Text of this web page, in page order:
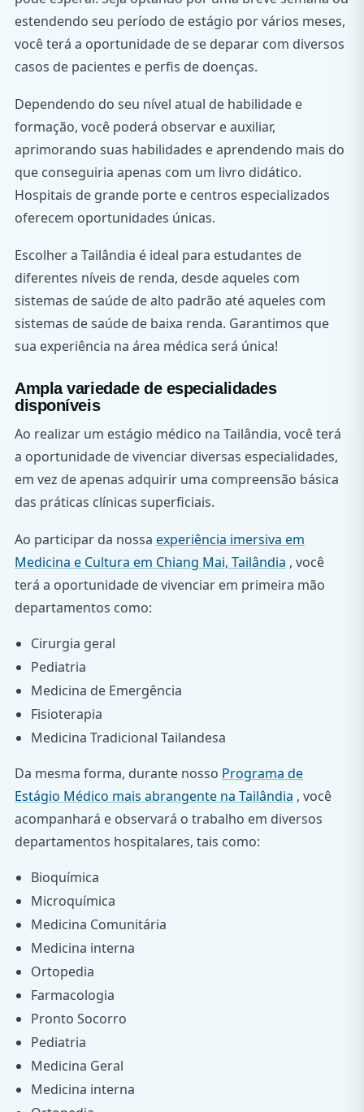
estendendo seu período de estágio por vários meses,
você terá a oportunidade de se deparar com diversos
casos de pacientes e perfis de doenças.
Dependendo do seu nível atual de habilidade e
formação, você poderá observar e auxiliar,
aprimorando suas habilidades e aprendendo mais do
que conseguiria apenas com um livro didático.
Hospitais de grande porte e centros especializados
oferecem oportunidades únicas.
Escolher a Tailândia é ideal para estudantes de
diferentes níveis de renda, desde aqueles com
sistemas de saúde de alto padrão até aqueles com
sistemas de saúde de baixa renda. Garantimos que
sua experiência na área médica será única!
Ampla variedade de especialidades
disponíveis
Ao realizar um estágio médico na Tailândia, você terá
a oportunidade de vivenciar diversas especialidades,
em vez de apenas adquirir uma compreensão básica
das práticas clínicas superficiais.
Ao participar da nossa experiência imersiva em
Medicina e Cultura em Chiang Mai, Tailândia , você
terá a oportunidade de vivenciar em primeira mão
departamentos como:
Cirurgia geral
Pediatria
Medicina de Emergência
Fisioterapia
Medicina Tradicional Tailandesa
Da mesma forma, durante nosso Programa de
Estágio Médico mais abrangente na Tailândia , você
acompanhará e observará o trabalho em diversos
departamentos hospitalares, tais como:
Bioquímica
Microquímica
Medicina Comunitária
Medicina interna
Ortopedia
Farmacologia
Pronto Socorro
Pediatria
Medicina Geral
Medicina interna